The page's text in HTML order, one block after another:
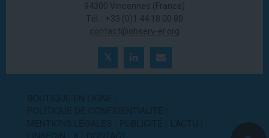
94300 Vincennes (France)
Tél. : +33 (0)1 44 18 00 80
contact@observ-er.org
BOUTIQUE EN LIGNE
POLITIQUE DE CONFIDENTIALITÉ
MENTIONS LÉGALES
PUBLICITÉ
L’ACTU
LINKEDIN
X CONTACT